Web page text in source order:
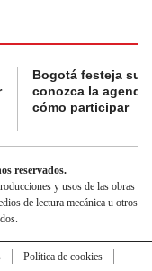
Bogotá festeja su
conozca la
cómo participar
reservados.
y usos de las obras
de lectura mecánica u otros
Política de cookies